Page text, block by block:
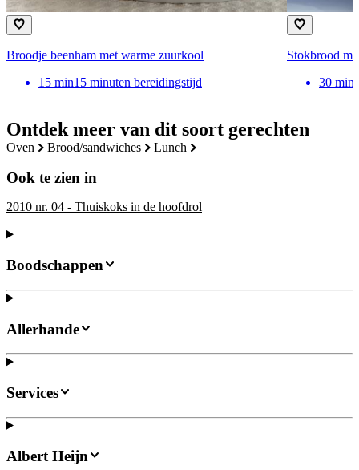
Ontdek meer van dit soort gerechten
oven brood/sandwiches lunch
Ook te zien in
2010 nr. 04 - Thuiskoks in de hoofdrol
Broodje beenham met warme zuurkool
15 min15 minuten bereidingstijd
Stokbrood
30 min
Boodschappen
Allerhande
Services
Albert Heijn